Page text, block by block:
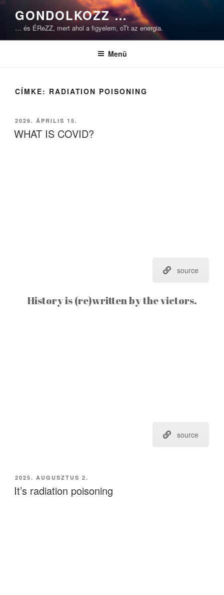
Tartalomhoz
GONDOLKOZZ …
… és ÉReZZ, mert ahol a figyelem, oTt az energia.
Menü
CÍMKE: RADIATION POISONING
BEKÜLDVE:
2026. ÁPRILIS 15.
WHAT IS COVID?
source
History is (re)written by the victors.
source
BEKÜLDVE:
2025. AUGUSZTUS 2.
It’s radiation poisoning